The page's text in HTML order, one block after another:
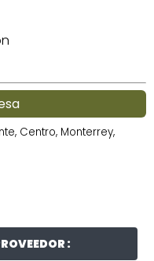
Centro, Monterrey,
: